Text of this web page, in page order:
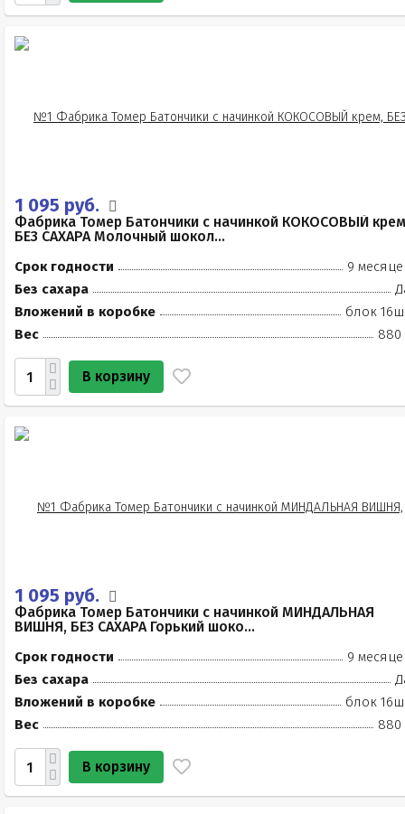
1 095 руб.
Фабрика Томер Батончики с начинкой КОКОСОВЫЙ
БЕЗ САХАРА Молочный шокол...
Срок годности
9
Без сахара
Вложений в коробке
блок
Вес
880
В корзину
1 095 руб.
Фабрика Томер Батончики с начинкой МИНДАЛЬНАЯ
ВИШНЯ, БЕЗ САХАРА Горький шоко...
Срок годности
9
Без сахара
Вложений в коробке
блок
Вес
880
В корзину